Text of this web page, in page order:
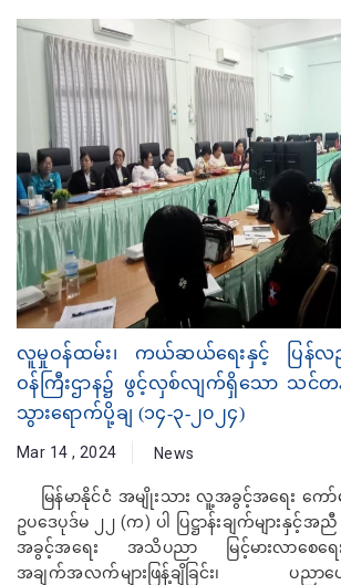
လူမှုဝန်ထမ်း၊ ကယ်ဆယ်ရေးနှင့် ပြန်လည်န
ဝန်ကြီးဌာန၌ ဖွင့်လှစ်လျက်ရှိသော သင်တ
သွားရောက်ပို့ချ (၁၄-၃-၂၀၂၄)
Mar 14 , 2024 News
မြန်မာနိုင်ငံ အမျိုးသား လူ့အခွင့်အရေး ကေ
ဥပဒေပုဒ်မ ၂၂ (က) ပါ ပြဋ္ဌာန်းချက်များနှ
အခွင့်အရေး အသိပညာ မြင့်မားလာစေ
အချက်အလက်များဖြန့်ချိခြင်း၊ ပညာပေးခ